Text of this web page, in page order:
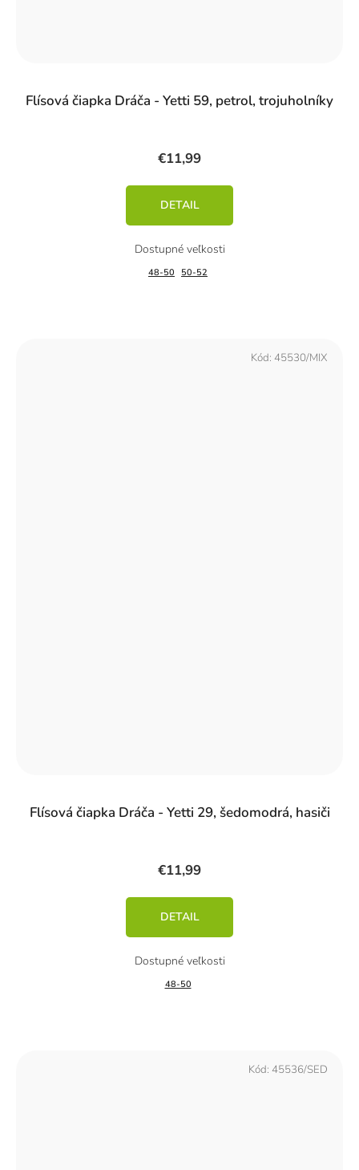
Flísová čiapka Dráča - Yetti 59, petrol, trojuholníky
€11,99
DETAIL
48-50 50-52
Flísová čiapka Dráča - Yetti 29, šedomodrá, hasiči
€11,99
DETAIL
48-50
Kód: 45530/MIX
Kód: 45536/SED